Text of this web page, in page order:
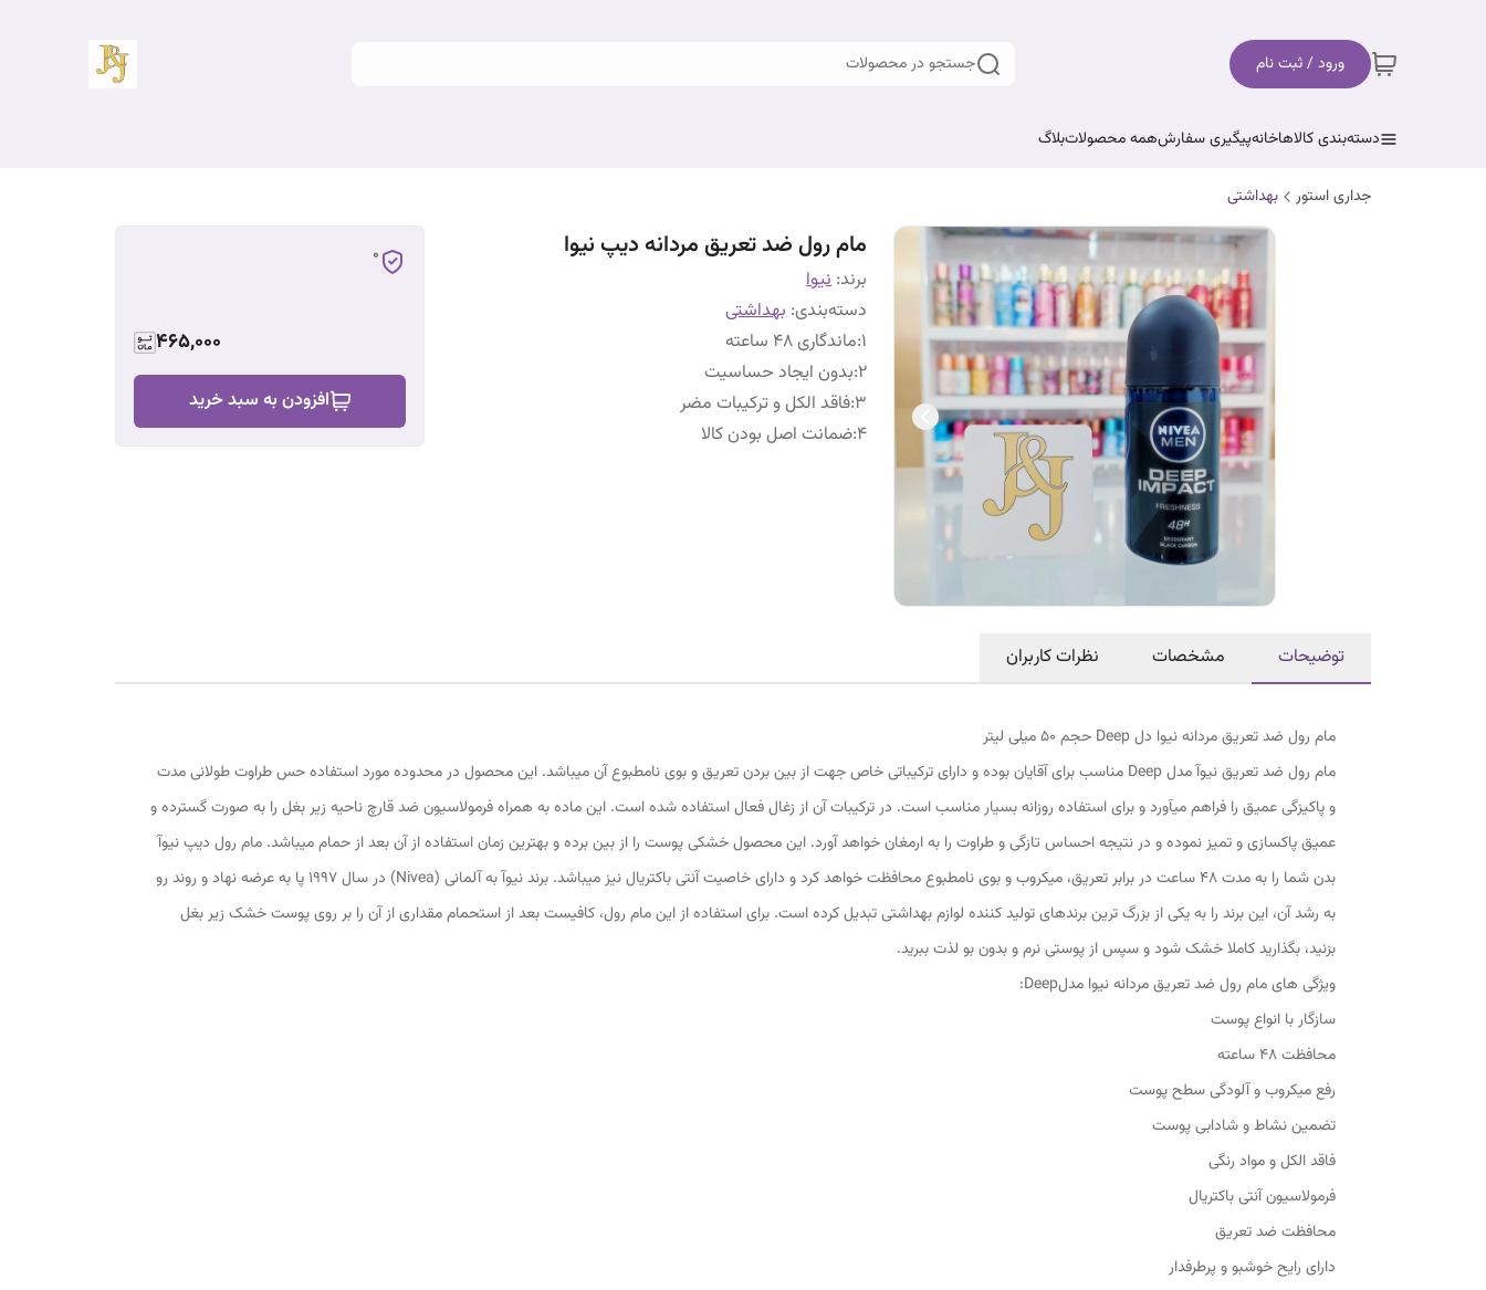
ورود / ثبت نام جستجو در محصولات
دسته‌بندی کالاهاخانهپیگیری سفارشهمه محصولاتبلاگ
جداری استور بهداشتی
مام رول ضد تعریق مردانه دیپ نیوا
برند:نیوا
دسته‌بندی:بهداشتی
1
:ماندگاری 48 ساعته
2
:بدون ایجاد حساسیت
۳:فاقد الکل و ترکیبات مضر
4
:ضمانت اصل بودن کالا
0
465,000
افزودن به سبد خرید
توضیحات مشخصات نظرات کاربران
مام رول ضد تعریق مردانه نیوا دل Deep حجم 50 میلی لیتر
مام رول ضد تعریق نیوآ مدل Deep مناسب برای آقایان بوده و دارای ترکیباتی خاص جهت از بین بردن تعریق و بوی نامطبوع آن می‎باشد. این محصول در محدوده مورد استفاده حس طراوت طولانی مدت
و پاکیزگی عمیق را فراهم می‎آورد و برای استفاده روزانه بسیار مناسب است. در ترکیبات آن از زغال فعال استفاده شده است. این ماده به همراه فرمولاسیون ضد قارچ ناحیه زیر بغل را به صورت گسترده و
عمیق پاکسازی و تمیز نموده و در نتیجه احساس تازگی و طراوت را به ارمغان خواهد آورد. این محصول خشکی پوست را از بین برده و بهترین زمان استفاده از آن بعد از حمام می‎باشد. مام رول دیپ نیوآ
بدن شما را به مدت 48 ساعت در برابر تعریق، میکروب و بوی نامطبوع محافظت خواهد کرد و دارای خاصیت آنتی باکتریال نیز می‎باشد. برند نیوآ به آلمانی (Nivea) در سال 1997 پا به عرضه نهاد و روند رو
به رشد آن، این برند را به یکی از بزرگ ترین برندهای تولید کننده لوازم بهداشتی تبدیل کرده است. برای استفاده از این مام رول، کافیست بعد از استحمام مقداری از آن را بر روی پوست خشک زیر بغل
بزنید، بگذارید کاملا خشک شود و سپس از پوستی نرم و بدون بو لذت ببرید.
ویژگی های مام رول ضد تعریق مردانه نیوا مدلDeep:
سازگار با انواع پوست
محافظت 48 ساعته
رفع میکروب و آلودگی سطح پوست
تضمین نشاط و شادابی پوست
فاقد الکل و مواد رنگی
فرمولاسیون آنتی باکتریال
محافظت ضد تعریق
دارای رایح خوشبو و پرطرفدار